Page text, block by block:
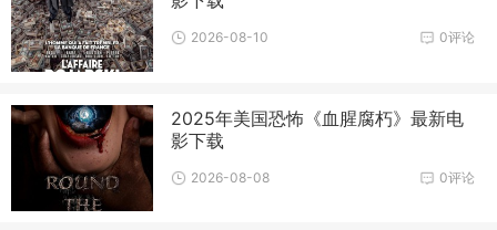
0评论
2026-08-10
2025年美国恐怖《血腥腐朽》最新电
影下载
0评论
2026-08-08